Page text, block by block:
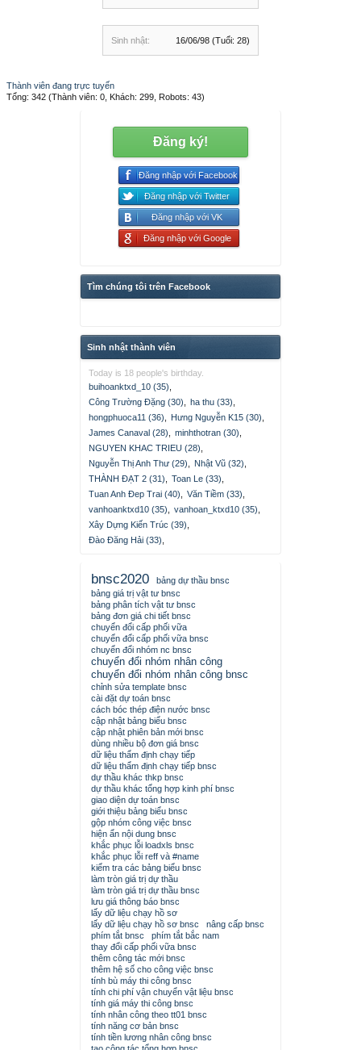
Sinh nhật: 16/06/98 (Tuổi: 28)
Thành viên đang trực tuyến
Tổng: 342 (Thành viên: 0, Khách: 299, Robots: 43)
Đăng ký!
Đăng nhập với Facebook
Đăng nhập với Twitter
Đăng nhập với VK
Đăng nhập với Google
Tìm chúng tôi trên Facebook
Sinh nhật thành viên
Today is 18 people's birthday.
buihoanktxd_10 (35)
Công Trường Đặng (30)
ha thu (33)
hongphuoca11 (36)
Hưng Nguyễn K15 (30)
James Canaval (28)
minhthotran (30)
NGUYEN KHAC TRIEU (28)
Nguyễn Thị Anh Thư (29)
Nhật Vũ (32)
THÀNH ĐẠT 2 (31)
Toan Le (33)
Tuan Anh Đep Trai (40)
Văn Tiềm (33)
vanhoanktxd10 (35)
vanhoan_ktxd10 (35)
Xây Dựng Kiến Trúc (39)
Đào Đăng Hải (33)
bnsc2020
bảng dự thầu bnsc
bảng giá trị vật tư bnsc
bảng phân tích vật tư bnsc
bảng đơn giá chi tiết bnsc
chuyển đổi cấp phối vữa
chuyển đổi cấp phối vữa bnsc
chuyển đổi nhóm nc bnsc
chuyển đổi nhóm nhân công
chuyển đổi nhóm nhân công bnsc
chỉnh sửa template bnsc
cài đặt dự toán bnsc
cách bóc thép điện nước bnsc
cập nhật bảng biểu bnsc
cập nhật phiên bản mới bnsc
dùng nhiều bộ đơn giá bnsc
dữ liệu thẩm định chạy tiếp
dữ liệu thẩm định chạy tiếp bnsc
dự thầu khác thkp bnsc
dự thầu khác tổng hợp kinh phí bnsc
giao diện dự toán bnsc
giới thiệu bảng biểu bnsc
gộp nhóm công việc bnsc
hiện ẩn nội dung bnsc
khắc phục lỗi loadxls bnsc
khắc phục lỗi reff và #name
kiểm tra các bảng biểu bnsc
làm tròn giá trị dự thầu
làm tròn giá trị dự thầu bnsc
lưu giá thông báo bnsc
lấy dữ liệu chạy hồ sơ
lấy dữ liệu chạy hồ sơ bnsc
nâng cấp bnsc
phím tắt bnsc
phím tắt bắc nam
thay đổi cấp phối vữa bnsc
thêm công tác mới bnsc
thêm hệ số cho công việc bnsc
tính bù máy thi công bnsc
tính chi phí vận chuyển vật liệu bnsc
tính giá máy thi công bnsc
tính nhân công theo tt01 bnsc
tính năng cơ bản bnsc
tính tiền lương nhân công bnsc